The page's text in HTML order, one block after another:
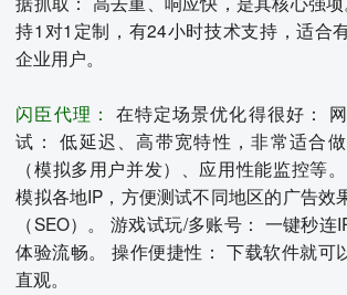
持1对1定制，有24小时技术支持，适合
企业用户。
闪臣代理： 在特定场景优化得很好：
试： 低延迟、高带宽特性，非常适合
（模拟多用户并发）、应用性能监控等
模拟各地IP，方便测试不同地区的广告效
（SEO）。 游戏试玩/多账号： 一键秒
体验流畅。 操作便捷性： 下载软件就可
直观。